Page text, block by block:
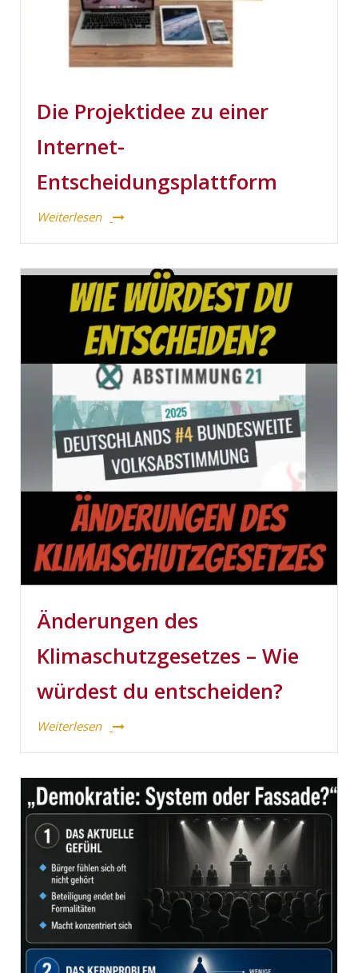
Die Projektidee zu einer
Internet-
Entscheidungsplattform
Weiterlesen
Änderungen des
Klimaschutzgesetzes – Wie
würdest du entscheiden?
Weiterlesen